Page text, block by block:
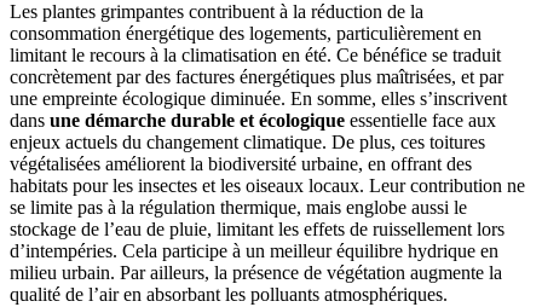
Les plantes grimpantes contribuent à la réduction de la
consommation énergétique des logements, particulièrement en
limitant le recours à la climatisation en été. Ce bénéfice se traduit
concrètement par des factures énergétiques plus maîtrisées, et par
une empreinte écologique diminuée. En somme, elles s’inscrivent
dans une démarche durable et écologique essentielle face aux
enjeux actuels du changement climatique. De plus, ces toitures
végétalisées améliorent la biodiversité urbaine, en offrant des
habitats pour les insectes et les oiseaux locaux. Leur contribution ne
se limite pas à la régulation thermique, mais englobe aussi le
stockage de l’eau de pluie, limitant les effets de ruissellement lors
d’intempéries. Cela participe à un meilleur équilibre hydrique en
milieu urbain. Par ailleurs, la présence de végétation augmente la
qualité de l’air en absorbant les polluants atmosphériques.